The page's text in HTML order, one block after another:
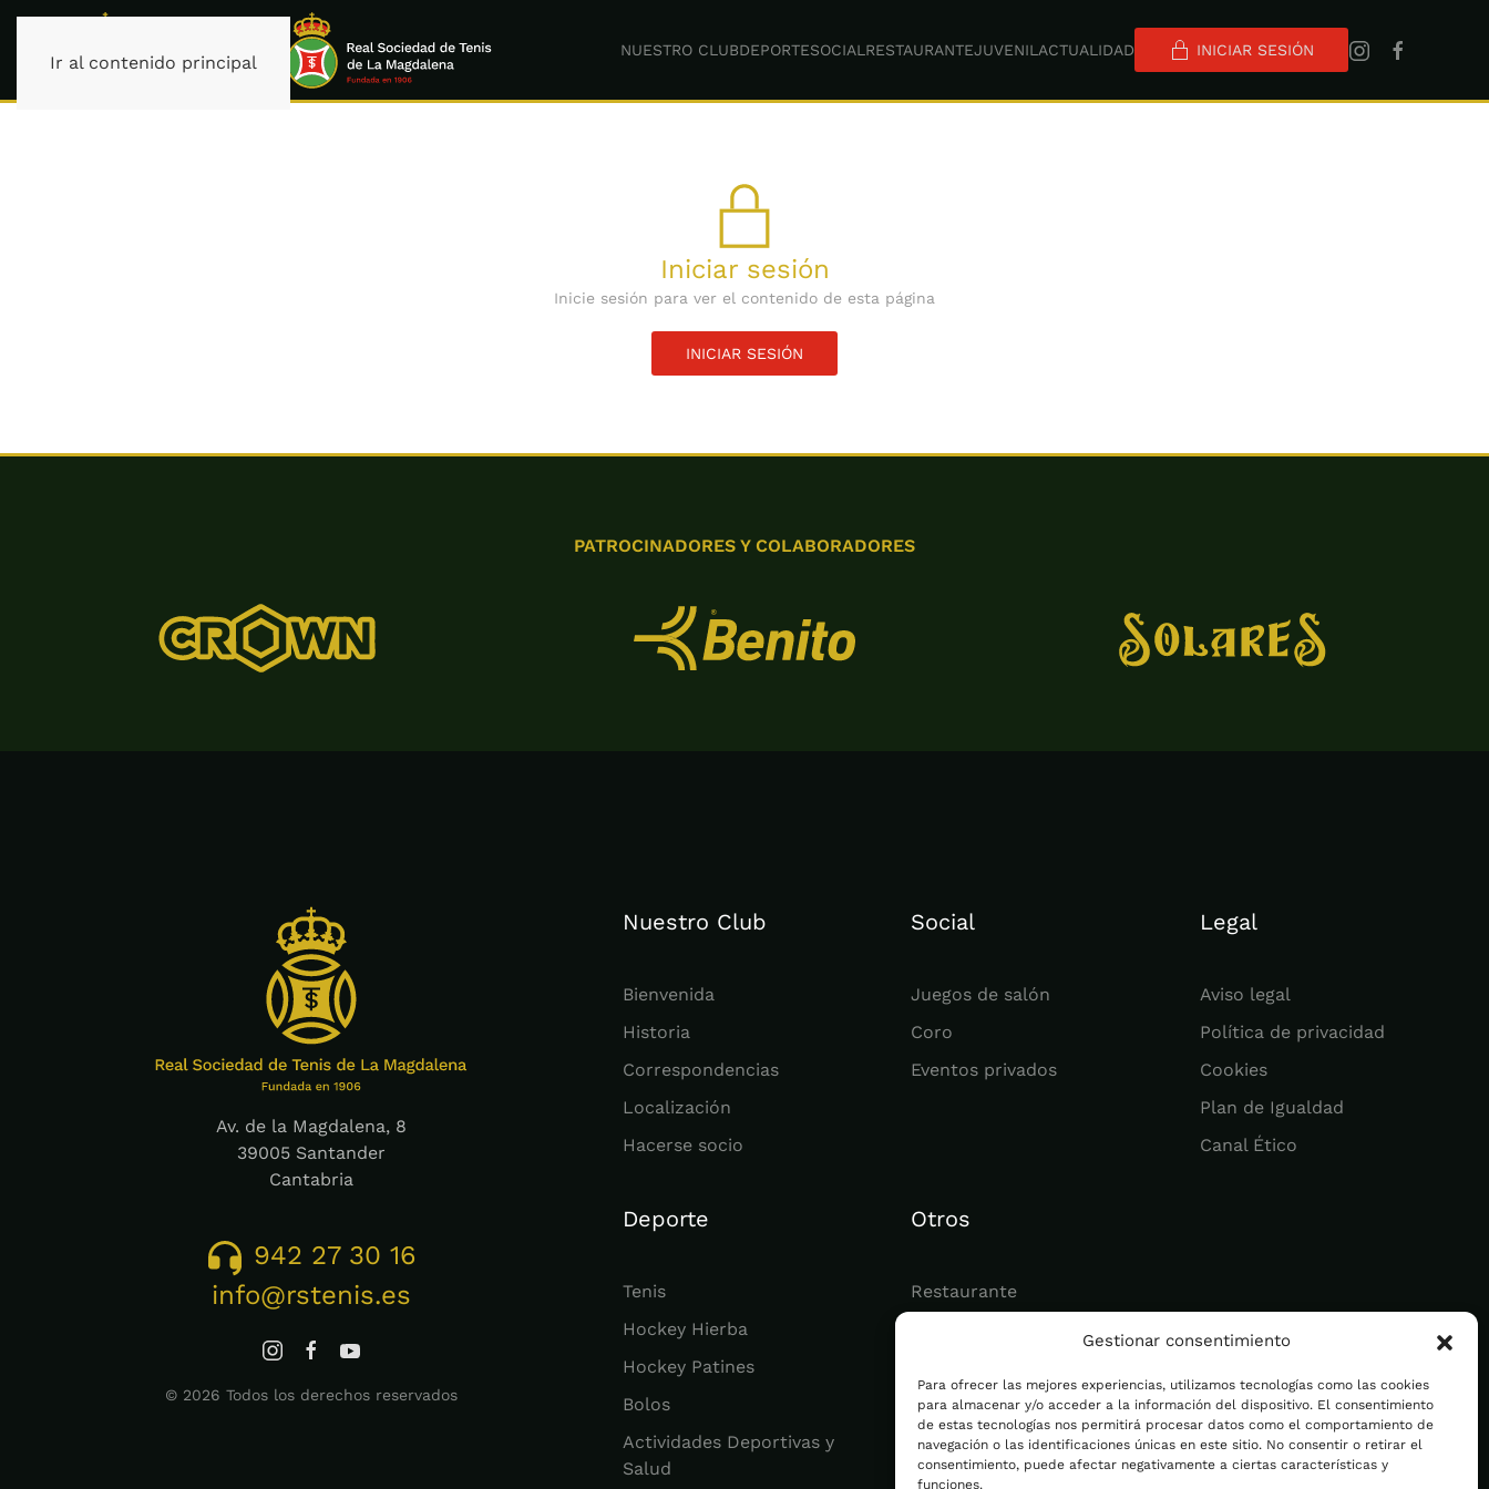
Gestionar consentimiento
Para ofrecer las mejores experiencias, utilizamos tecnologías como las cookies
para almacenar y/o acceder a la información del dispositivo. El consentimiento
de estas tecnologías nos permitirá procesar datos como el comportamiento de
navegación o las identificaciones únicas en este sitio. No consentir o retirar el
consentimiento, puede afectar negativamente a ciertas características y
funciones.
Ir al contenido principal
NUESTRO CLUBDEPORTESOCIAL RESTAURANTEJUVENIL ACTUALIDAD INICIAR SESIÓN
Iniciar sesión
Inicie sesión para ver el contenido de esta página
INICIAR SESIÓN
PATROCINADORES Y COLABORADORES
Av. de la Magdalena, 8
39005 Santander
Cantabria
942 27 30 16
info@rstenis.es
© 2026 Todos los derechos reservados
Nuestro Club
Bienvenida
Historia
Correspondencias
Localización
Hacerse socio
Deporte
Tenis
Hockey Hierba
Hockey Patines
Bolos
Actividades Deportivas y
Salud
Social
Juegos de salón
Coro
Eventos privados
Otros
Restaurante
Legal
Aviso legal
Política de privacidad
Cookies
Plan de Igualdad
Canal Ético